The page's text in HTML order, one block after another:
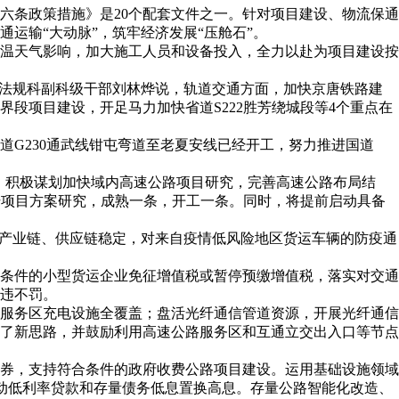
条政策措施》是20个配套文件之一。针对项目建设、物流保通
输“大动脉”，筑牢经济发展“压舱石”。
天气影响，加大施工人员和设备投入，全力以赴为项目建设按
规科副科级干部刘林烨说，轨道交通方面，加快京唐铁路建
项目建设，开足马力加快省道S222胜芳绕城段等4个重点在
G230通武线钳屯弯道至老夏安线已经开工，努力推进国道
极谋划加快域内高速公路项目研究，完善高速公路布局结
目方案研究，成熟一条，开工一条。同时，将提前启动具备
业链、供应链稳定，对来自疫情低风险地区货运车辆的防疫通
件的小型货运企业免征增值税或暂停预缴增值税，落实对交通
不罚。
务区充电设施全覆盖；盘活光纤通信管道资源，开展光纤通信
思路，并鼓励利用高速公路服务区和互通立交出入口等节点
，支持符合条件的政府收费公路项目建设。运用基础设施领域
利率贷款和存量债务低息置换高息。存量公路智能化改造、